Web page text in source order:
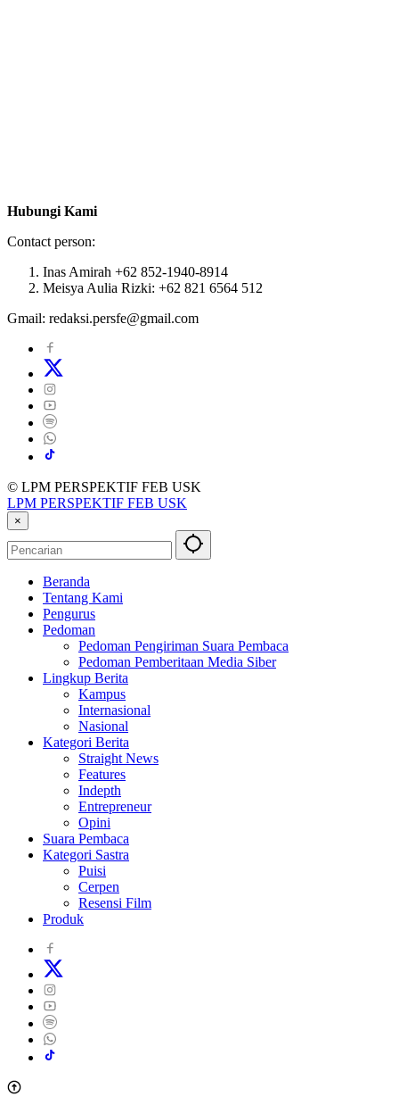
Hubungi Kami
Contact person:
Inas Amirah +62 852-1940-8914
Meisya Aulia Rizki: +62 821 6564 512
Gmail: redaksi.persfe@gmail.com
© LPM PERSPEKTIF FEB USK
LPM PERSPEKTIF FEB USK
×
Beranda
Tentang Kami
Pengurus
Pedoman
Pedoman Pengiriman Suara Pembaca
Pedoman Pemberitaan Media Siber
Lingkup Berita
Kampus
Internasional
Nasional
Kategori Berita
Straight News
Features
Indepth
Entrepreneur
Opini
Suara Pembaca
Kategori Sastra
Puisi
Cerpen
Resensi Film
Produk